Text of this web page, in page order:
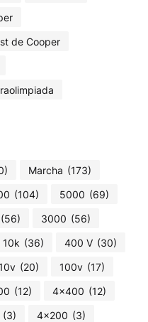
de Cooper
Marcha (173)
(104) 5000 (69)
(56) 3000 (56)
10k (36) 400 V (30)
(20) 100v (17)
(12) 4x400 (12)
(3) 4x200 (3)